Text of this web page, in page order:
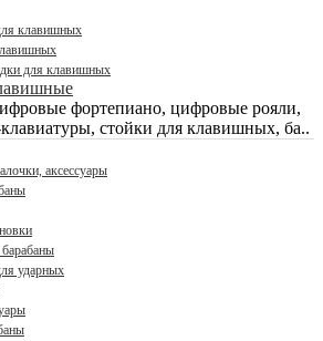
клавишных
для клавишных
фортепиано, цифровые рояли,
стойки для клавишных, ба..
аксессуары
ударных